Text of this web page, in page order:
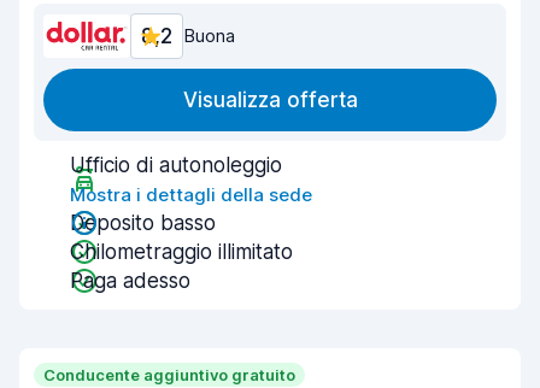
8,2 Buona
Visualizza offerta
Ufficio di autonoleggio
Mostra i dettagli della sede
Deposito basso
Chilometraggio illimitato
Paga adesso
Conducente aggiuntivo gratuito